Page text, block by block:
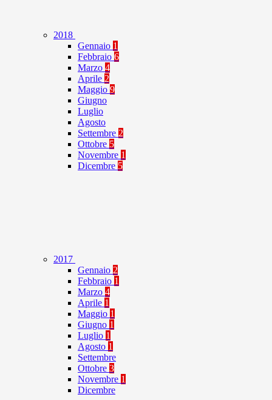
2018
Gennaio 1
Febbraio 6
Marzo 4
Aprile 2
Maggio 9
Giugno
Luglio
Agosto
Settembre 2
Ottobre 5
Novembre 1
Dicembre 5
2017
Gennaio 2
Febbraio 1
Marzo 4
Aprile 1
Maggio 1
Giugno 1
Luglio 1
Agosto 1
Settembre
Ottobre 3
Novembre 1
Dicembre